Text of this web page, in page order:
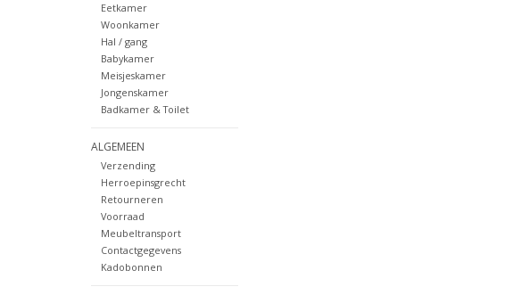
Eetkamer
Woonkamer
Hal / gang
Babykamer
Meisjeskamer
Jongenskamer
Badkamer & Toilet
ALGEMEEN
Verzending
Herroepinsgrecht
Retourneren
Voorraad
Meubeltransport
Contactgegevens
Kadobonnen